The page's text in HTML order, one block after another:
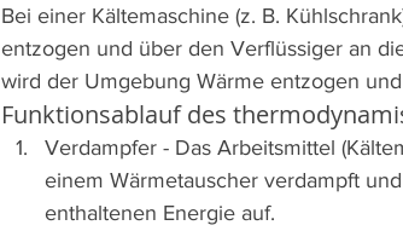
Bei einer Kältemaschine (z. B.
entzogen und über den Verflüssiger an
wird der Umgebung Wärme entzogen
Funktionsablauf des
Verdampfer - Das Arbeitsmittel
einem Wärmetauscher verdampft
enthaltenen Energie auf.